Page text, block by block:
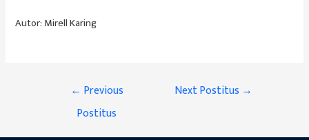
Autor: Mirell Karing
Navigeerimine
← Previous
Postitus
Next Postitus →